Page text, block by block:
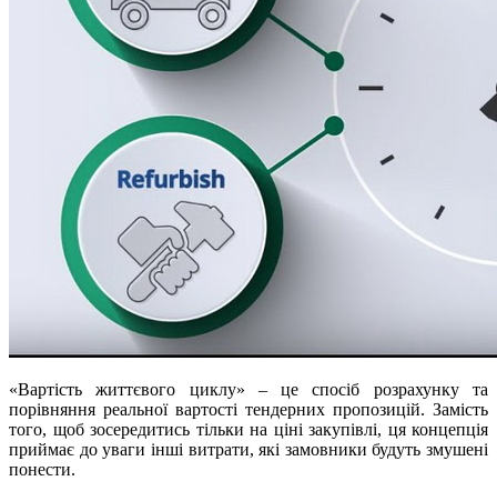
«Вартість життєвого циклу» – це спосіб розрахунку та
порівняння реальної вартості тендерних пропозицій. Замість
того, щоб зосередитись тільки на ціні закупівлі, ця концепція
приймає до уваги інші витрати, які замовники будуть змушені
понести.